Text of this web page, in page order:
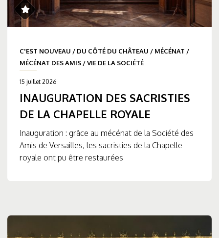
C'EST NOUVEAU / DU CÔTÉ DU CHÂTEAU / MÉCÉNAT /
MÉCÉNAT DES AMIS /VIE DE LA SOCIÉTÉ
15 juillet 2026
INAUGURATION DES SACRISTIES
DE LA CHAPELLE ROYALE
Inauguration : grâce au mécénat de la Société des
Amis de Versailles, les sacristies de la Chapelle
royale ont pu être restaurées